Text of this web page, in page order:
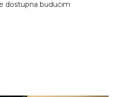
dostupna budućim